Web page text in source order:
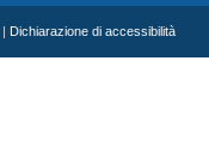
Dichiarazione di accessibilità